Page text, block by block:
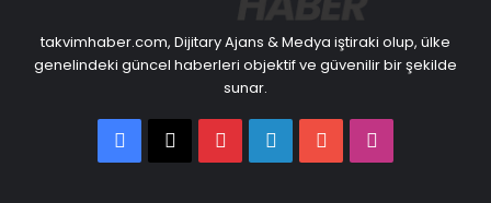
takvimhaber.com, Dijitary Ajans & Medya iştiraki olup, ülke
genelindeki güncel haberleri objektif ve güvenilir bir şekilde
sunar.
Facebook
X PinterestLinkedInYouTube